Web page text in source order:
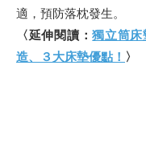
適，預防落枕發生。
〈延伸閱讀：獨立筒
造、３大床墊優點！ 〉